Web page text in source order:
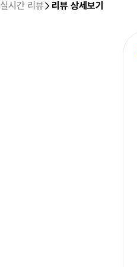
실시간 리뷰 리뷰 상세보기